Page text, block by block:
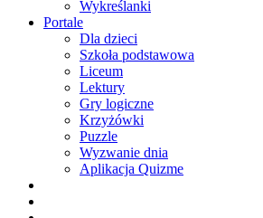
Wykreślanki
Portale
Dla dzieci
Szkoła podstawowa
Liceum
Lektury
Gry logiczne
Krzyżówki
Puzzle
Wyzwanie dnia
Aplikacja Quizme